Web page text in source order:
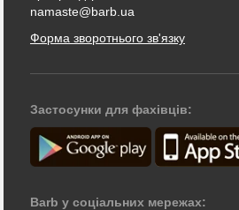
namaste@barb.ua
Форма зворотнього зв'язку
Застосунки для фахівців:
Barb у соціальних мережах: